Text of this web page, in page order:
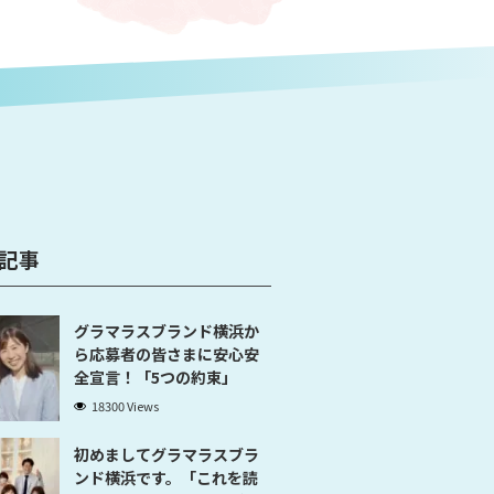
事
グラマラスブランド横浜か
ら応募者の皆さまに安心安
全宣言！「5つの約束」
18300 Views
初めましてグラマラスブラ
ンド横浜です。「これを読